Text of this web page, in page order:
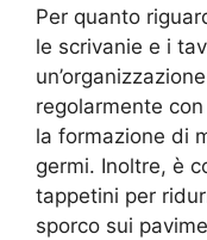
Per quanto
le scrivanie e i
regolarmente
la formazione di
germi. Inoltre, è
tappetini per
sporco sui